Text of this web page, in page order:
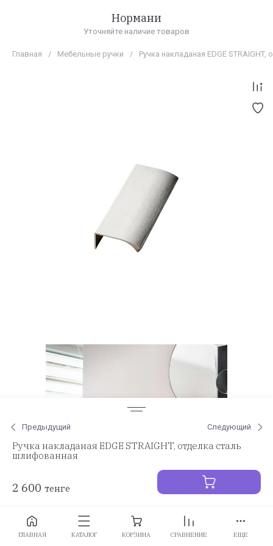
Нормани
Уточняйте наличие товаров
Главная / Мебельные ручки / Ручка накладаная EDGE
Предыдущий Следующий
Ручка накладаная EDGE STRAIGHT, отделка сталь
шлифованная
2 600 тенге
Заказать
ГЛАВНАЯ КАТАЛОГ КОРЗИНА СРАВНЕНИЕ ЕЩЕ